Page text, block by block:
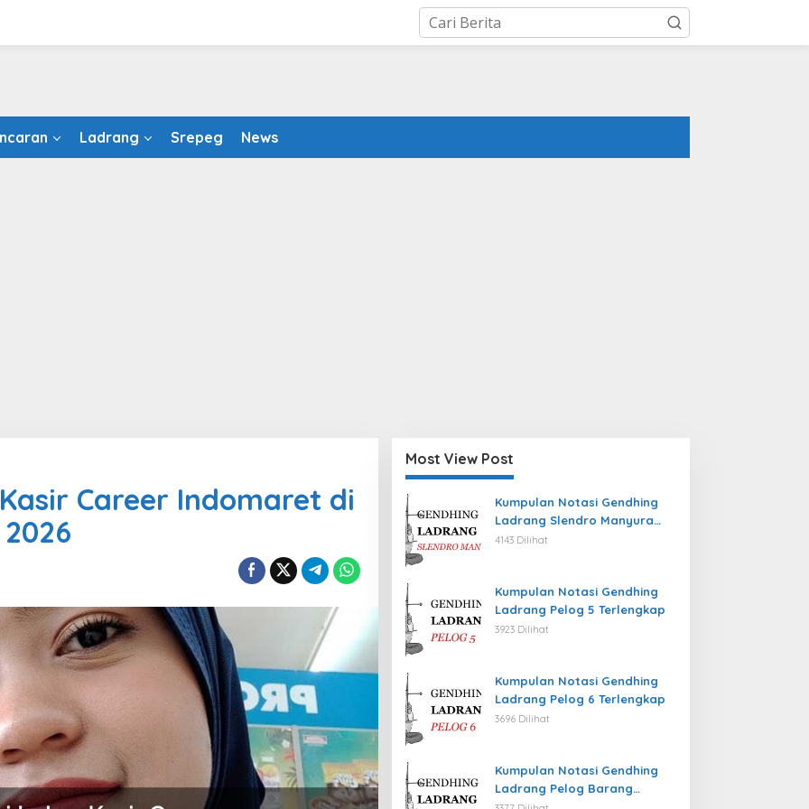
Ladrang Srepeg News
Career Indomaret di
Most View Post
Kumpulan Notasi Gendhing
Ladrang Slendro Manyura
Terlengkap
4143 Dilihat
Kumpulan Notasi Gendhing
Ladrang Pelog 5 Terlengkap
3923 Dilihat
Kumpulan Notasi Gendhing
Ladrang Pelog 6 Terlengkap
3696 Dilihat
Kumpulan Notasi Gendhing
Ladrang Pelog Barang